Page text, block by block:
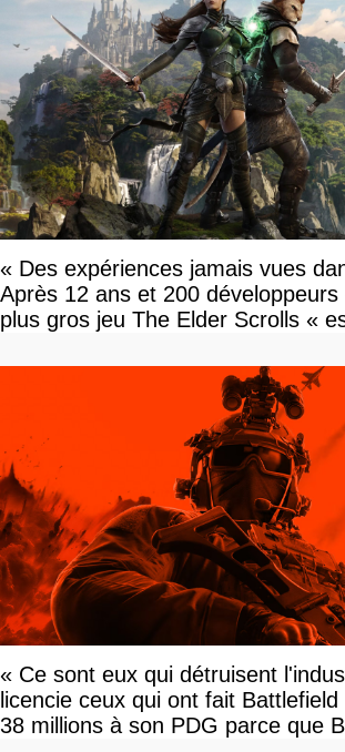
« Des expériences jamais vues
Après 12 ans et 200
plus gros jeu The Elder Scrolls «
« Ce sont eux qui détruisent
licencie ceux qui ont fait
38 millions à son PDG parce que